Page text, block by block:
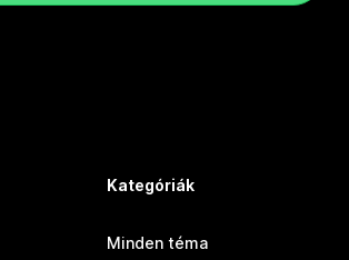
Kategóriák
Minden téma